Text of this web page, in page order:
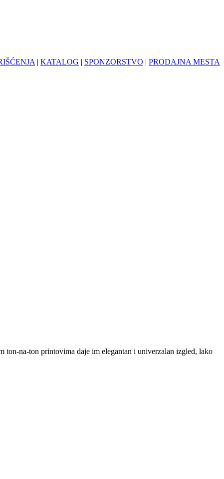
| KATALOG | SPONZORSTVO | PRODAJNA MESTA
ton-na-ton printovima daje im elegantan i univerzalan izgled, lako